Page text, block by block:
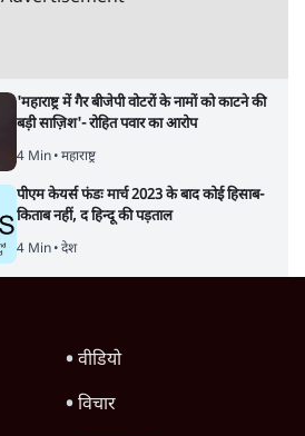
'महाराष्ट्र में गैर बीजेपी वोटरों के नामों को काटने की
बड़ी साज़िश'- रोहित पवार का आरोप
4 Min• महाराष्ट्र
पीएम केयर्स फंडः मार्च 2023 के बाद कोई हिसाब-
किताब नहीं, द हिन्दू की पड़ताल
4 Min• देश
वीडियो
विचार